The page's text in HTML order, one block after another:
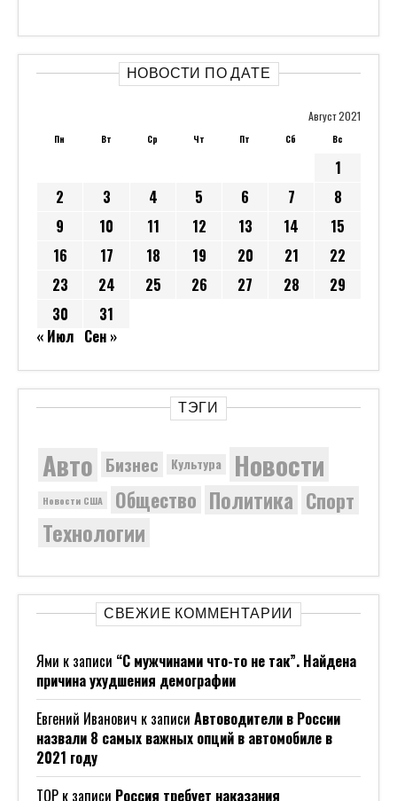
НОВОСТИ ПО ДАТЕ
Август 2021
Пн Вт Ср Чт Пт Сб Вс
1
2
3 4 5 6 7
8
9
10 11 12 13 14
15
16
17 18 19 20 21
22
23
24 25 26 27 28
29
30
31
« Июл Сен »
ТЭГИ
Авто Бизнес Культура Новости
Новости США Общество Политика Спорт
Технологии
СВЕЖИЕ КОММЕНТАРИИ
Ями к записи “С мужчинами что-то не так”. Найдена
причина ухудшения демографии
Евгений Иванович к записи Автоводители в России
назвали 8 самых важных опций в автомобиле в
2021 году
ТОР к записи Россия требует наказания